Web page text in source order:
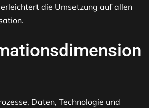
die Umsetzung auf allen
Daten, Technologie und